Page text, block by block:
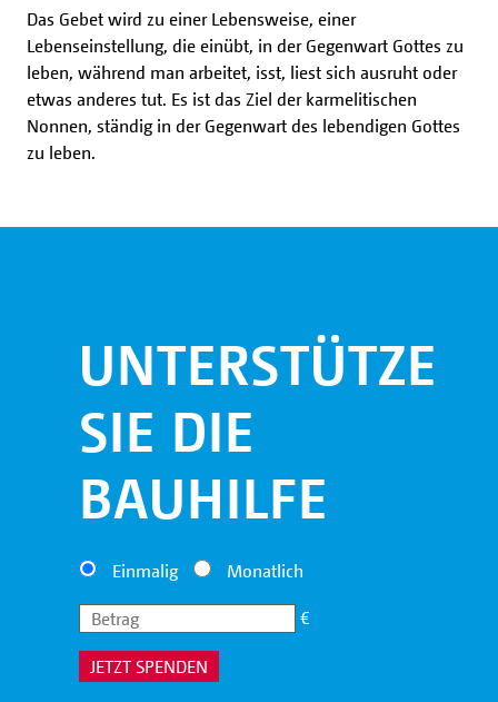
Das Gebet wird zu einer Lebensweise, einer
Lebenseinstellung, die einübt, in der Gegenwart Gottes zu
leben, während man arbeitet, isst, liest sich ausruht oder
etwas anderes tut. Es ist das Ziel der karmelitischen
Nonnen, ständig in der Gegenwart des lebendigen Gottes
zu leben.
UNTERSTÜTZEN
SIE DIE
BAUHILFE
Einmalig Monatlich
€
JETZT SPENDEN